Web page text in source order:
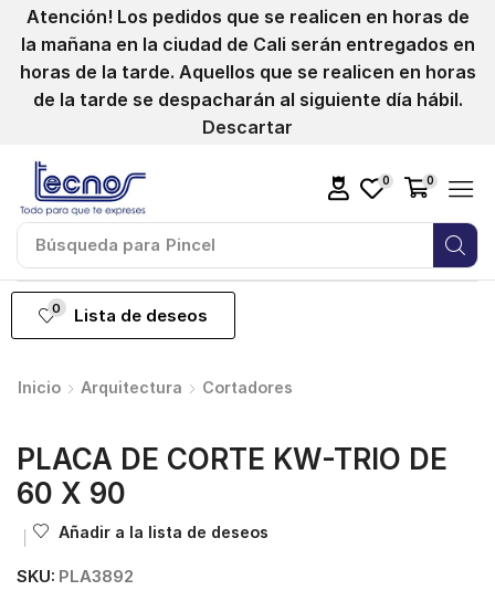
Atención! Los pedidos que se realicen en horas de
la mañana en la ciudad de Cali serán entregados en
horas de la tarde. Aquellos que se realicen en horas
de la tarde se despacharán al siguiente día hábil.
Descartar
Búsqueda para
0 0
0 Lista de deseos
Inicio Arquitectura Cortadores
PLACA DE CORTE KW-TRIO DE
60 X 90
Añadir a la lista de deseos
SKU: PLA3892